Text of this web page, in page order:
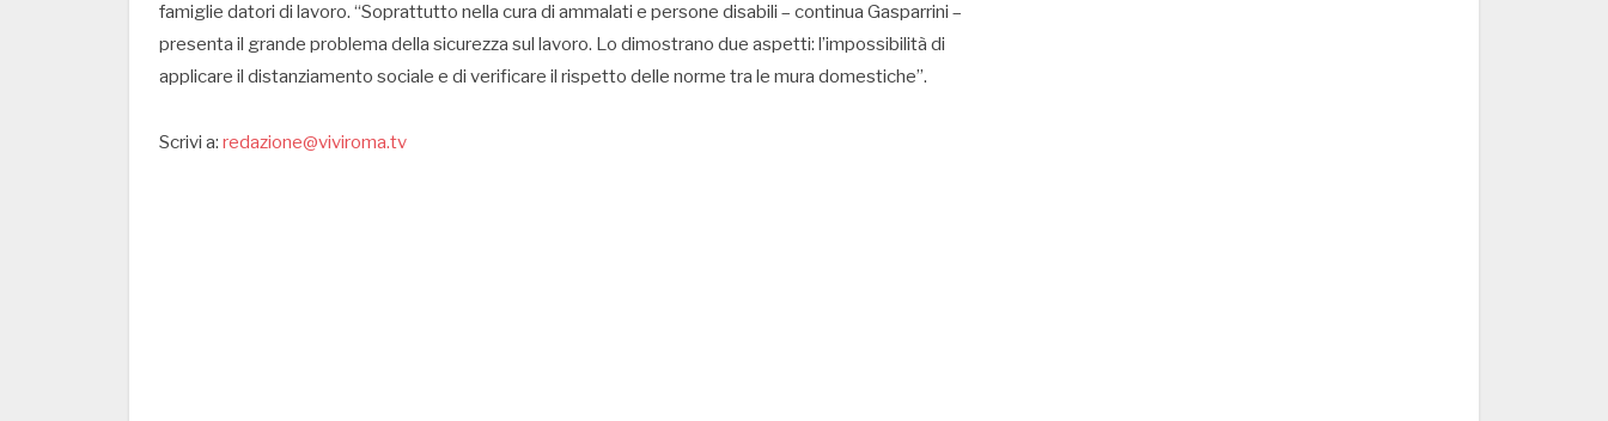
famiglie datori di lavoro. “Soprattutto nella cura di ammalati e persone disabili – continua Gasparrini –
presenta il grande problema della sicurezza sul lavoro. Lo dimostrano due aspetti: l’impossibilità di
applicare il distanziamento sociale e di verificare il rispetto delle norme tra le mura domestiche”.
Scrivi a: redazione@viviroma.tv